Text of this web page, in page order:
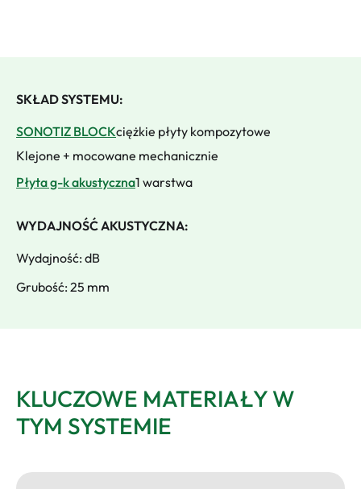
SKŁAD SYSTEMU:
SONOTIZ BLOCKciężkie płyty kompozytowe
Klejone + mocowane mechanicznie
Płyta g-k akustyczna1 warstwa
WYDAJNOŚĆ AKUSTYCZNA:
Wydajność: dB
Grubość: 25 mm
KLUCZOWE MATERIAŁY W
TYM SYSTEMIE